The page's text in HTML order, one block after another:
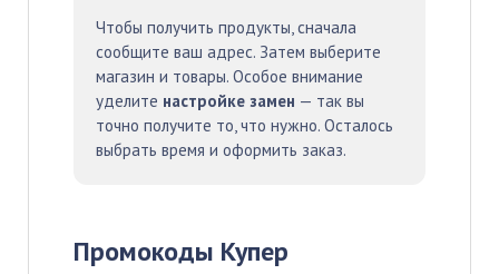
Чтобы получить продукты, сначала
сообщите ваш адрес. Затем выберите
магазин и товары. Особое внимание
уделите настройке замен — так вы
точно получите то, что нужно. Осталось
выбрать время и оформить заказ.
Промокоды Купер